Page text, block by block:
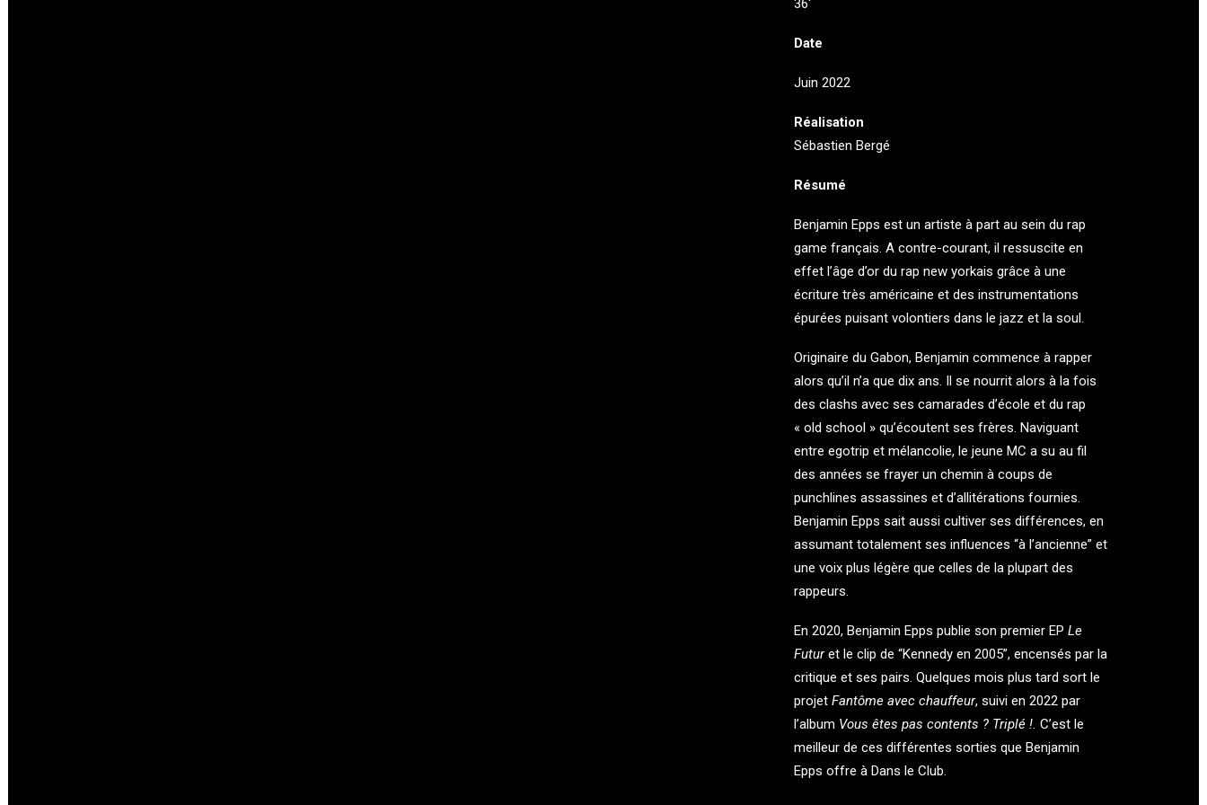
36′
Date
Juin 2022
Réalisation
Sébastien Bergé
Résumé
Benjamin Epps est un artiste à part au sein du rap
game français. A contre-courant, il ressuscite en
effet l’âge d’or du rap new yorkais grâce à une
écriture très américaine et des instrumentations
épurées puisant volontiers dans le jazz et la soul.
Originaire du Gabon, Benjamin commence à rapper
alors qu’il n’a que dix ans. Il se nourrit alors à la fois
des clashs avec ses camarades d’école et du rap
« old school » qu’écoutent ses frères. Naviguant
entre egotrip et mélancolie, le jeune MC a su au fil
des années se frayer un chemin à coups de
punchlines assassines et d’allitérations fournies.
Benjamin Epps sait aussi cultiver ses différences, en
assumant totalement ses influences “à l’ancienne” et
une voix plus légère que celles de la plupart des
rappeurs.
En 2020, Benjamin Epps publie son premier EP Le
Futuret le clip de “Kennedy en 2005”, encensés par la
critique et ses pairs. Quelques mois plus tard sort le
projet Fantôme avec chauffeur, suivi en 2022 par
l’album Vous êtes pas contents ? Triplé !. C’est le
meilleur de ces différentes sorties que Benjamin
Epps offre à Dans le Club.